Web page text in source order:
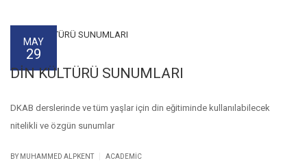
MAY
29
DİN KÜLTÜRÜ SUNUMLARI
DKAB derslerinde ve tüm yaşlar için din eğitiminde kullanılabilecek
nitelikli ve özgün sunumlar
BY MUHAMMED ALPKENT ACADEMIC